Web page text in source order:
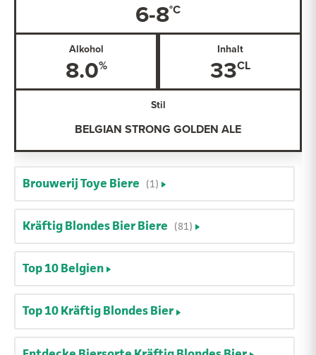
6-8
Alkohol
8.0
Inhalt
33
Stil
BELGIAN STRONG GOLDEN ALE
Brouwerij Toye Biere (1)
Kräftig Blondes Bier Biere (81)
Top 10 Belgien
Top 10 Kräftig Blondes Bier